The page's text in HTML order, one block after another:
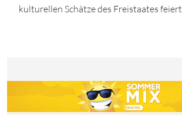
kulturellen Schätze des Freistaates feiert.